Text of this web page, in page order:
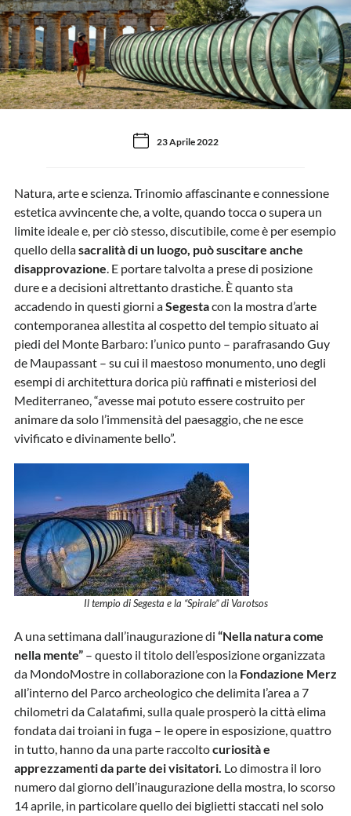
23 Aprile 2022
Natura, arte e scienza. Trinomio affascinante e connessione
estetica avvincente che, a volte, quando tocca o supera un
limite ideale e, per ciò stesso, discutibile, come è per esempio
quello dellasacralità di un luogo, può suscitare anche
disapprovazione. E portare talvolta a prese di posizione
dure e a decisioni altrettanto drastiche. È quanto sta
accadendo in questi giorni aSegestacon la mostra d’arte
contemporanea allestita al cospetto del tempio situato ai
piedi del Monte Barbaro: l’unico punto – parafrasando Guy
de Maupassant – su cui il maestoso monumento, uno degli
esempi di architettura dorica più raffinati e misteriosi del
Mediterraneo, “avesse mai potuto essere costruito per
animare da solo l’immensità del paesaggio, che ne esce
vivificato e divinamente bello”.
Il tempio di Segesta e la “Spirale” di Varotsos
A una settimana dall’inaugurazione di “Nella natura come
nella mente”– questo il titolo dell’esposizione organizzata
da MondoMostre in collaborazione con la Fondazione Merz
all’interno del Parco archeologico che delimita l’area a 7
chilometri da Calatafimi, sulla quale prosperò la città elima
fondata dai troiani in fuga – le opere in esposizione, quattro
in tutto, hanno da una parte raccoltocuriosità e
apprezzamenti da parte dei visitatori. Lo dimostra il loro
numero dal giorno dell’inaugurazione della mostra, lo scorso
14 aprile, in particolare quello dei biglietti staccati nel solo